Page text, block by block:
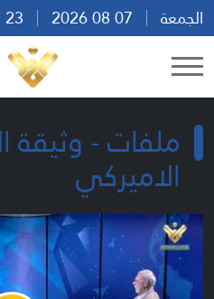
الجمعة
ملفات - وثيقة
الاميركي